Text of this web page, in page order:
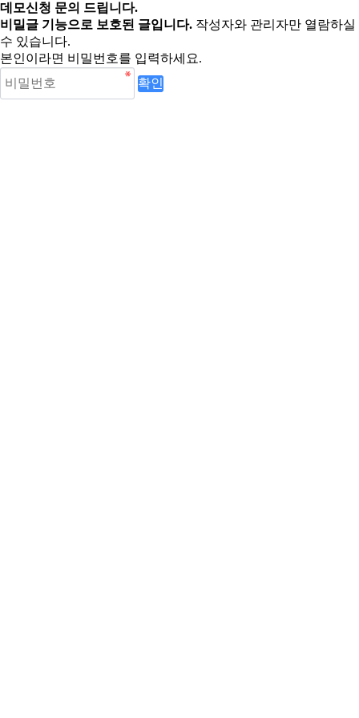
데모신청 문의 드립니다.
비밀글 기능으로 보호된 글입니다. 작성자와 관리자만 열람하실
수 있습니다.
본인이라면 비밀번호를 입력하세요.